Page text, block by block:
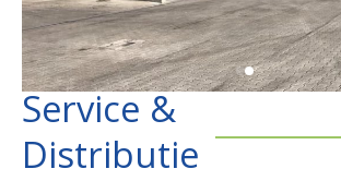
Service &
Distributie